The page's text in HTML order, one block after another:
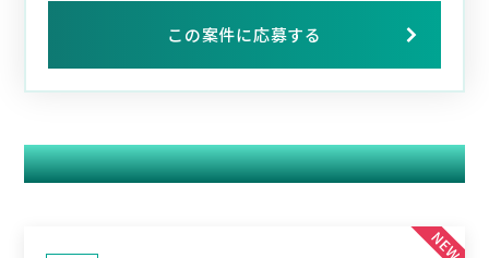
この案件に応募する
関連する案件